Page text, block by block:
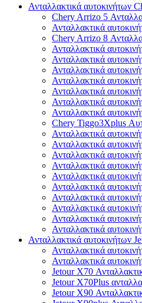
Ανταλλακτικά αυτοκινήτων
Chery Arrizo 5
Ανταλλακτικά
Chery Arrizo 8
Ανταλλακτικά
Ανταλλακτικά
Ανταλλακτικά
Ανταλλακτικά
Ανταλλακτικά
Ανταλλακτικά
Ανταλλακτικά
Chery Tiggo3Xplus
Ανταλλακτικά
Ανταλλακτικά
Ανταλλακτικά
Ανταλλακτικά
Ανταλλακτικά
Ανταλλακτικά
Ανταλλακτικά
Ανταλλακτικά
Ανταλλακτικά
Ανταλλακτικά
Ανταλλακτικά αυτοκινήτων
Ανταλλακτικά
Ανταλλακτικά
Jetour X70
Jetour X70Plus
Jetour X90